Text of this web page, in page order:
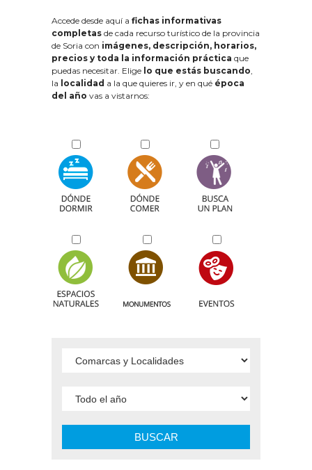
Accede desde aquí a fichas informativas
completas de cada recurso turístico de la provincia
de Soria con imágenes, descripción, horarios,
precios y toda la información práctica que
puedas necesitar. Elige lo que estás buscando,
la localidad a la que quieres ir, y en qué época
del año vas a vistarnos:
BUSCAR